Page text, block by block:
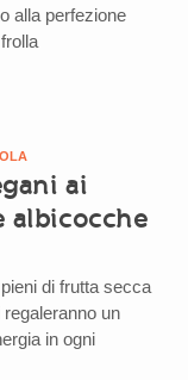
alla perfezione
ai
albicocche
di frutta secca
un
in ogni